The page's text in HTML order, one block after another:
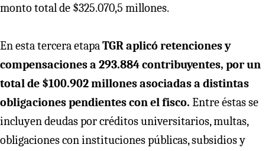
monto total de $325.070,5 millones.
En esta tercera etapaTGR aplicó retenciones y
compensaciones a 293.884 contribuyentes, por un
total de $100.902 millones asociadas a distintas
obligaciones pendientes con el fisco. Entre éstas se
incluyen deudas por créditos universitarios, multas,
obligaciones con instituciones públicas, subsidios y